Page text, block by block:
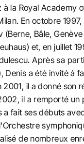
à la Royal Academy
En octobre
(Berne, Bâle,
et, en juillet
Après sa
Denis a été invité à
il a donné son
il a remporté
fait ses débuts
de nombreux